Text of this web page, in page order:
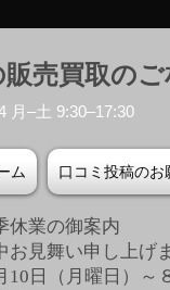
販売買取の
月–土 9:30–17:30
ム 口コミ投稿のお
休業の御案内
お見舞い申し上げ
10日（月曜日）～